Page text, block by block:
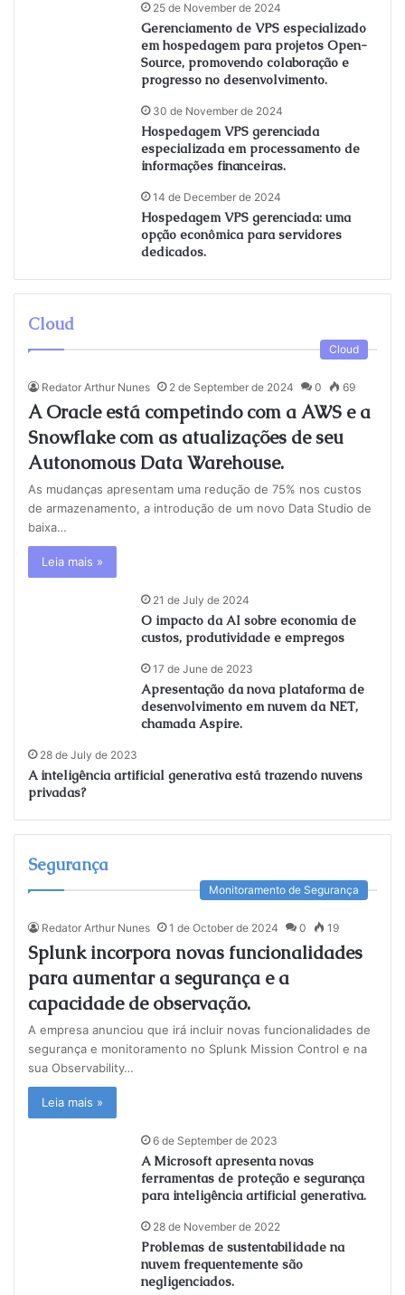
25 de November de 2024
Gerenciamento de VPS especializado
em hospedagem para projetos Open-
Source, promovendo colaboração e
progresso no desenvolvimento.
30 de November de 2024
Hospedagem VPS gerenciada
especializada em processamento de
informações financeiras.
14 de December de 2024
Hospedagem VPS gerenciada: uma
opção econômica para servidores
dedicados.
Cloud
Cloud
Redator Arthur Nunes 2 de September de 2024 0 69
A Oracle está competindo com a AWS e a
Snowflake com as atualizações de seu
Autonomous Data Warehouse.
As mudanças apresentam uma redução de 75% nos custos
de armazenamento, a introdução de um novo Data Studio de
baixa…
Leia mais »
21 de July de 2024
O impacto da AI sobre economia de
custos, produtividade e empregos
17 de June de 2023
Apresentação da nova plataforma de
desenvolvimento em nuvem da NET,
chamada Aspire.
28 de July de 2023
A inteligência artificial generativa está trazendo nuvens
privadas?
Segurança
Monitoramento de Segurança
Redator Arthur Nunes 1 de October de 2024 0 19
Splunk incorpora novas funcionalidades
para aumentar a segurança e a
capacidade de observação.
A empresa anunciou que irá incluir novas funcionalidades de
segurança e monitoramento no Splunk Mission Control e na
sua Observability…
Leia mais »
6 de September de 2023
A Microsoft apresenta novas
ferramentas de proteção e segurança
para inteligência artificial generativa.
28 de November de 2022
Problemas de sustentabilidade na
nuvem frequentemente são
negligenciados.